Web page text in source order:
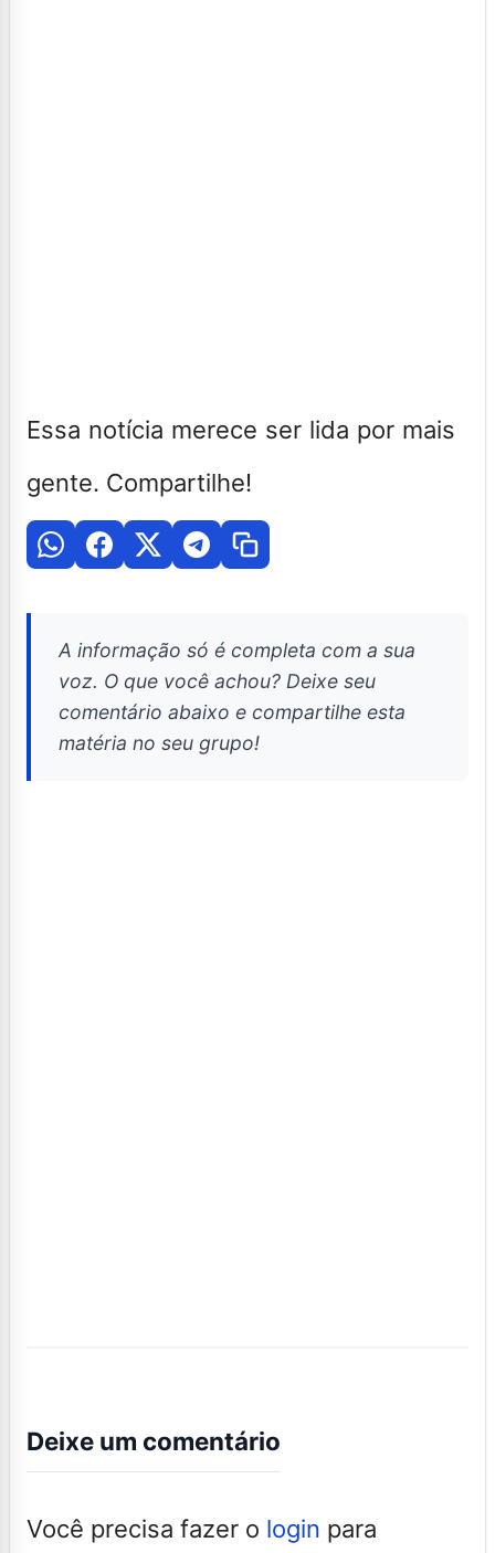
Essa notícia merece ser lida por mais
gente. Compartilhe!
A informação só é completa com a sua
voz. O que você achou? Deixe seu
comentário abaixo e compartilhe esta
matéria no seu grupo!
Deixe um comentário
Você precisa fazer o login para